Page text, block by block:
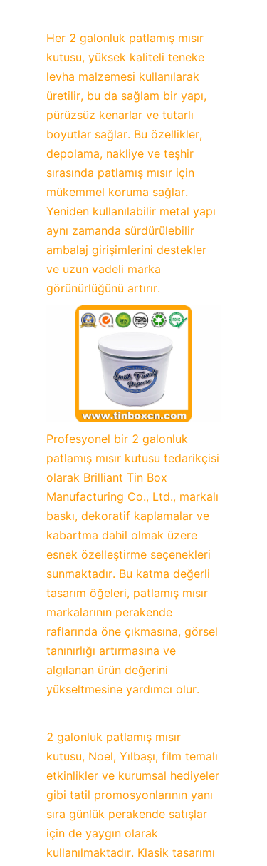
Her 2 galonluk patlamış mısır
kutusu, yüksek kaliteli teneke
levha malzemesi kullanılarak
üretilir, bu da sağlam bir yapı,
pürüzsüz kenarlar ve tutarlı
boyutlar sağlar. Bu özellikler,
depolama, nakliye ve teşhir
sırasında patlamış mısır için
mükemmel koruma sağlar.
Yeniden kullanılabilir metal yapı
aynı zamanda sürdürülebilir
ambalaj girişimlerini destekler
ve uzun vadeli marka
görünürlüğünü artırır.
Profesyonel bir 2 galonluk
patlamış mısır kutusu tedarikçisi
olarak Brilliant Tin Box
Manufacturing Co., Ltd., markalı
baskı, dekoratif kaplamalar ve
kabartma dahil olmak üzere
esnek özelleştirme seçenekleri
sunmaktadır. Bu katma değerli
tasarım öğeleri, patlamış mısır
markalarının perakende
raflarında öne çıkmasına, görsel
tanınırlığı artırmasına ve
algılanan ürün değerini
yükseltmesine yardımcı olur.
2 galonluk patlamış mısır
kutusu, Noel, Yılbaşı, film temalı
etkinlikler ve kurumsal hediyeler
gibi tatil promosyonlarının yanı
sıra günlük perakende satışlar
için de yaygın olarak
kullanılmaktadır. Klasik tasarımı